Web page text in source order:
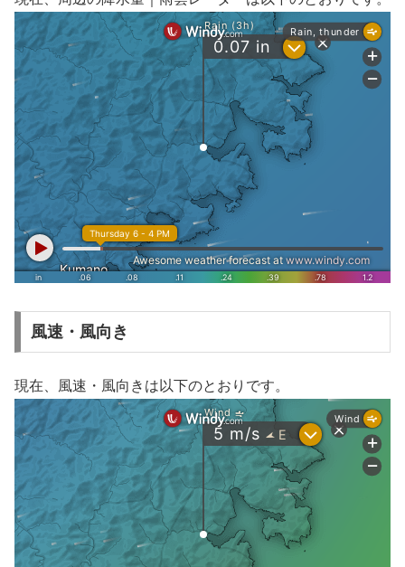
風速・風向き
現在、風速・風向きは以下のとおりです。